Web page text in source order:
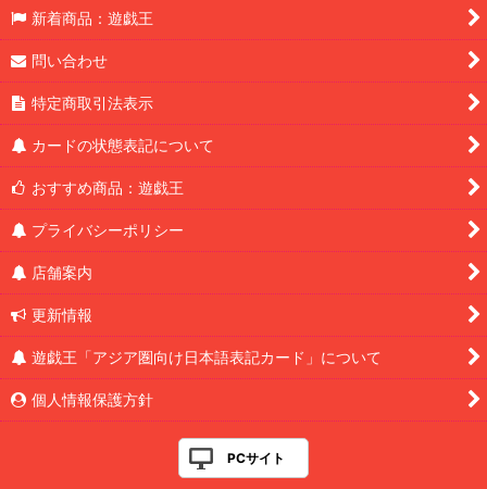
新着商品：遊戯王
問い合わせ
特定商取引法表示
カードの状態表記について
おすすめ商品：遊戯王
プライバシーポリシー
店舗案内
更新情報
遊戯王「アジア圏向け日本語表記カード」について
個人情報保護方針
PCサイト